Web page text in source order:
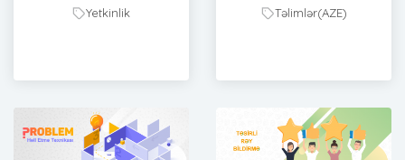
Yetkinlik Təlimlər(AZE)